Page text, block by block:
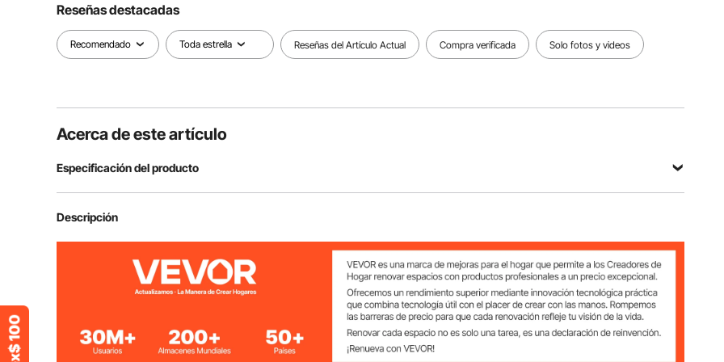
Ver todas las especificaciones
Reseñas destacadas
Recomendado Toda estrella Reseñas del Artículo Actual Compra verificada Solo fotos y videos
Acerca de este artículo
Especificación del producto
Número de modelo del producto
Vehículo compatible Modelo Y (2021–2024)
Tamaño de llanta compatible R19 = 19 pulgadas
Descripción